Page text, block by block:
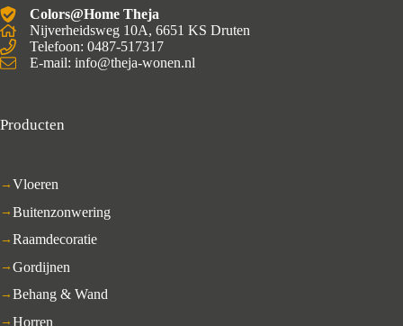
Colors@Home Theja
Nijverheidsweg 10A, 6651 KS Druten
Telefoon: 0487-517317
E-mail: info@theja-wonen.nl
Producten
Vloeren
Buitenzonwering
Raamdecoratie
Gordijnen
Behang & Wand
Horren